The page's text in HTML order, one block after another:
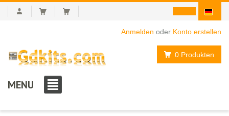
Anmelden oder Konto erstellen
0 Produkten
MENU